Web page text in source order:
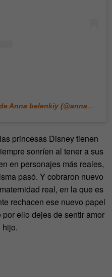
princesas Disney tienen
sonríen al tener a sus
en personajes más reales,
pasó. Y cobraron nuevo
real, en la que es
rechacen ese nuevo papel
ello dejes de sentir amor
hijo.